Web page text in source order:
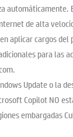
automáticamente.
de alta
aplicar cargos del
para las
Update o la
Copilot NO
embargadas